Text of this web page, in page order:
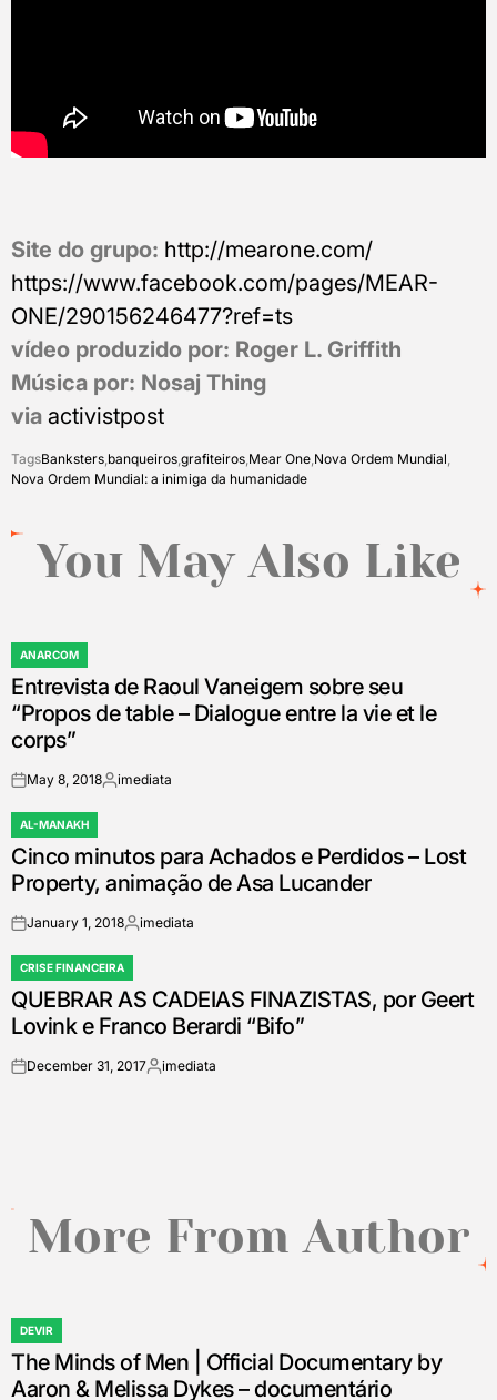
Site do grupo: http://mearone.com/
https://www.facebook.com/pages/MEAR-
ONE/290156246477?ref=ts
vídeo produzido por: Roger L. Griffith
Música por: Nosaj Thing
via activistpost
TagsBanksters,banqueiros,grafiteiros,Mear One,Nova Ordem Mundial,
Nova Ordem Mundial: a inimiga da humanidade
You May Also Like
POSTED
IN
ANARCOM
Entrevista de Raoul Vaneigem sobre seu
“Propos de table – Dialogue entre la vie et le
corps”
onMay 8, 2018Posted
imediata
POSTED
IN
AL-MANAKH
Cinco minutos para Achados e Perdidos – Lost
Property, animação de Asa Lucander
onJanuary 1, 2018Posted
imediata
POSTED
IN
CRISE FINANCEIRA
QUEBRAR AS CADEIAS FINAZISTAS, por Geert
Lovink e Franco Berardi “Bifo”
onDecember 31, 2017Posted
imediata
More From Author
POSTED
IN
DEVIR
The Minds of Men | Official Documentary by
Aaron & Melissa Dykes – documentário